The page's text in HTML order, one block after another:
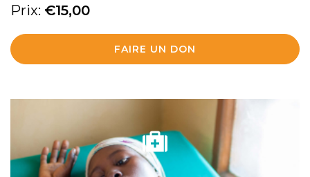
Prix: €15,00
FAIRE UN DON